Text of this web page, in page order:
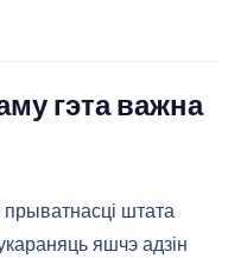
гэта важна
штата
яшчэ адзін